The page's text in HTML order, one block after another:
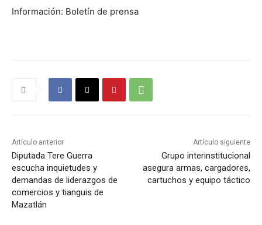
Información: Boletín de prensa
Artículo anterior
Diputada Tere Guerra
escucha inquietudes y
demandas de liderazgos de
comercios y tianguis de
Mazatlán
Artículo siguiente
Grupo interinstitucional
asegura armas, cargadores,
cartuchos y equipo táctico